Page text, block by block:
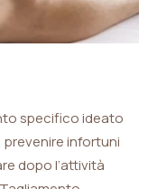
specifico ideato
infortuni
dopo l’attività